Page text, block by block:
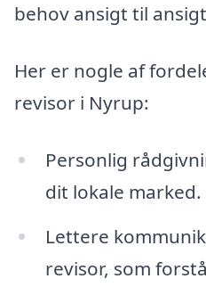
behov ansigt til
Her er nogle af
revisor i Nyrup:
Personlig
dit lokale marked.
Lettere
revisor, som